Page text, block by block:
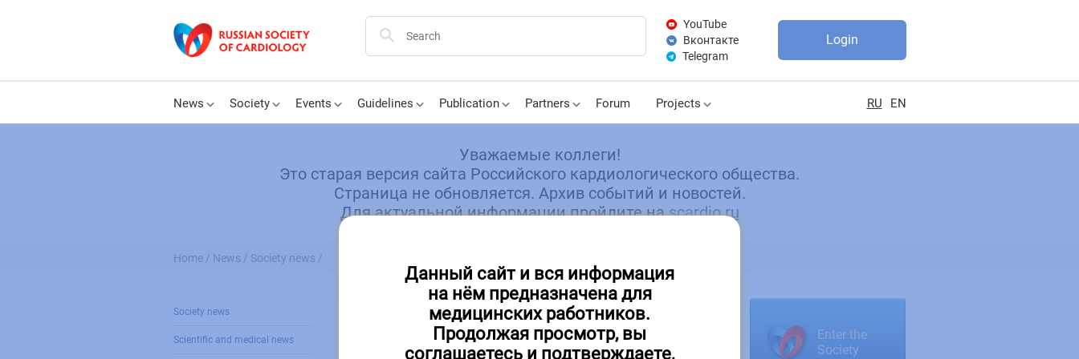
YouTube
Вконтакте
Telegram
Login
News Society Events Guidelines Publication Partners Forum Projects RU EN
Уважаемые коллеги!
Это старая версия сайта Российского кардиологического общества.
Страница не обновляется. Архив событий и новостей.
Для актуальной информации пройдите наscardio.ru
Home / News / Society news /
Society news
Scientific and medical news
Важно для авторов! Публикации в РКЖ до конца
337
Enter the
Society
Данный сайт и вся информация
на нём предназначена для
медицинских работников.
Продолжая просмотр, вы
соглашаетесь и подтверждаете,